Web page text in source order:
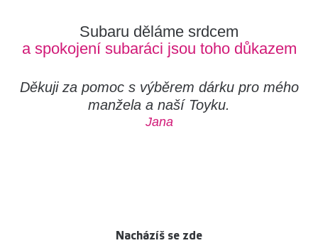
Subaru děláme srdcem
a spokojení subaráci jsou toho důkazem
Děkuji za pomoc s výběrem dárku pro mého
manžela a naší Toyku.
Jana
Nacházíš se zde